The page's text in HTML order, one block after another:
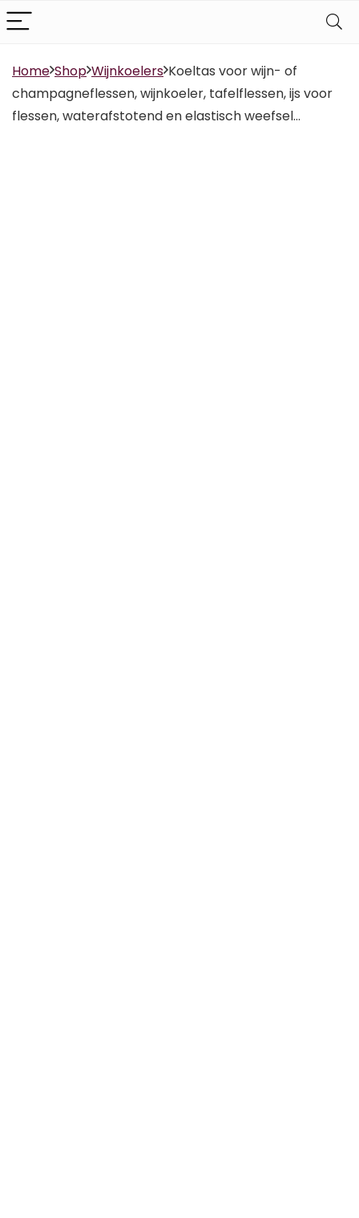
Home Shop Wijnkoelers Koeltas voor wijn- of
champagneflessen, wijnkoeler, tafelflessen, ijs voor
flessen, waterafstotend en elastisch weefsel…